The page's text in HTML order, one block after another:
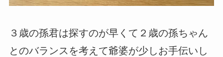
３歳の孫君は探すのが早くて２歳の孫ちゃん
とのバランスを考えて爺婆が少しお手伝いし